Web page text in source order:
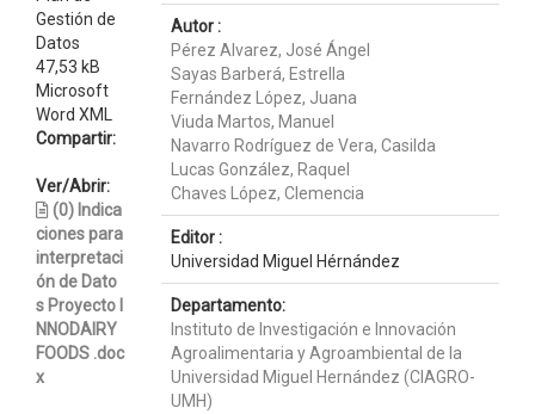
Gestión de
Datos
47,53 kB
Microsoft
Word XML
Compartir:
Ver/Abrir:
(0) Indica
ciones para
interpretaci
ón de Dato
s Proyecto I
NNODAIRY
FOODS .doc
x
Autor :
Pérez Alvarez, José Ángel
Sayas Barberá, Estrella
Fernández López, Juana
Viuda Martos, Manuel
Navarro Rodríguez de Vera, Casilda
Lucas González, Raquel
Chaves López, Clemencia
Editor :
Universidad Miguel Hérnández
Departamento:
Instituto de Investigación e Innovación
Agroalimentaria y Agroambiental de la
Universidad Miguel Hernández (CIAGRO-
UMH)